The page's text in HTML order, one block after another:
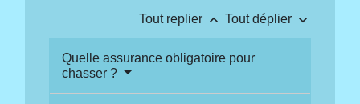
Tout replier keyboard_arrow_up Tout déplier keyboard_arrow_down
Quelle assurance obligatoire pour
chasser ?